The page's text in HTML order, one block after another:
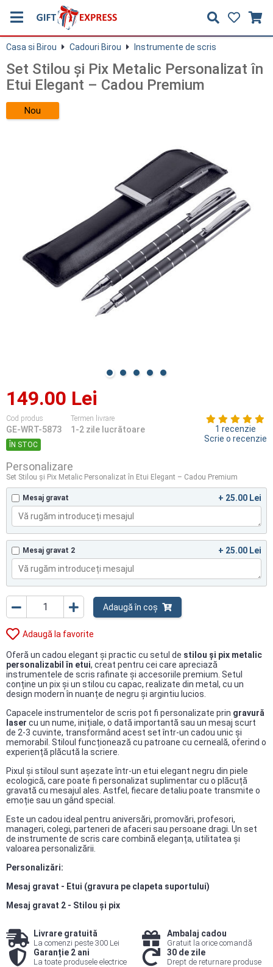
Casa si Birou Cadouri Birou Instrumente de scris
Set Stilou și Pix Metalic Personalizat în
Etui Elegant – Cadou Premium
Nou
149.00 Lei
Cod produs
GE-WRT-5873
Termen livrare
1-2 zile lucrătoare
ÎN STOC
1 recenzie
Scrie o recenzie
Personalizare
Set Stilou și Pix Metalic Personalizat în Etui Elegant – Cadou Premium
Mesaj gravat + 25.00 Lei
Mesaj gravat 2 + 25.00 Lei
Adaugă în coș
Adaugă la favorite
Oferă un cadou elegant și practic cu setul de stilou și pix metalic
personalizabil în etui, creat pentru cei care apreciază
instrumentele de scris rafinate și accesoriile premium. Setul
conține un pix și un stilou cu capac, realizate din metal, cu un
design modern în nuanțe de negru și argintiu lucios.
Capacele instrumentelor de scris pot fi personalizate prin gravură
laser cu un nume, inițiale, o dată importantă sau un mesaj scurt
de 2-3 cuvinte, transformând acest set într-un cadou unic și
memorabil. Stiloul funcționează cu patroane cu cerneală, oferind o
experiență plăcută la scriere.
Pixul și stiloul sunt așezate într-un etui elegant negru din piele
ecologică, care poate fi personalizat suplimentar cu o plăcuță
gravată cu mesajul ales. Astfel, fiecare detaliu poate transmite o
emoție sau un gând special.
Este un cadou ideal pentru aniversări, promovări, profesori,
manageri, colegi, parteneri de afaceri sau persoane dragi. Un set
de instrumente de scris care combină eleganța, utilitatea și
valoarea personalizării.
Personalizări:
Mesaj gravat - Etui (gravura pe clapeta suportului)
Mesaj gravat 2 - Stilou și pix
Livrare gratuită
La comenzi peste 300 Lei
Ambalaj cadou
Gratuit la orice comandă
Garanție 2 ani
La toate produsele electrice
30 de zile
Drept de returnare produse